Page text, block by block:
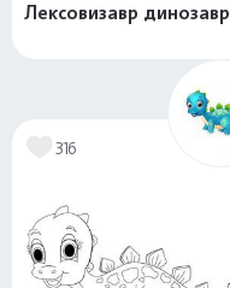
Лексовизавр динозавр
316